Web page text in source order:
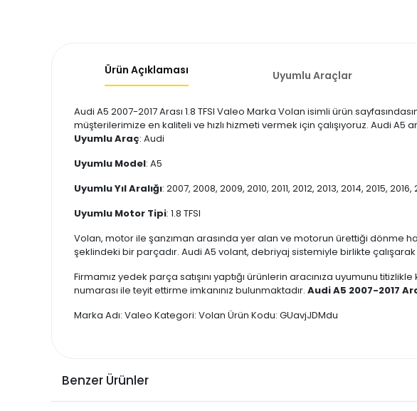
Ürün Açıklaması Uyumlu Araçlar
Audi A5 2007-2017 Arası 1.8 TFSI Valeo Marka Volan isimli ürün
müşterilerimize en kaliteli ve hızlı hizmeti vermek için çalışıyoruz. Audi A5
Uyumlu Araç: Audi
Uyumlu Model: A5
Uyumlu Yıl Aralığı: 2007, 2008, 2009, 2010, 2011, 2012, 2013, 2014, 2015, 2016,
Uyumlu Motor Tipi: 1.8 TFSI
Volan, motor ile şanzıman arasında yer alan ve motorun ürettiği dönme
şeklindeki bir parçadır. Audi A5 volant, debriyaj sistemiyle birlikte çalışarak
Firmamız yedek parça satışını yaptığı ürünlerin aracınıza uyumunu
numarası ile teyit ettirme imkanınız bulunmaktadır. Audi A5 2007-2017
Marka Adı: Valeo Kategori: Volan Ürün Kodu: GUavjJDMdu
Benzer Ürünler